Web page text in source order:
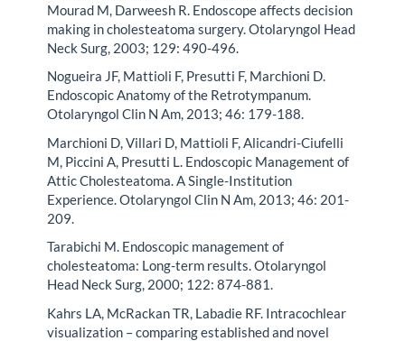
Mourad M, Darweesh R. Endoscope affects decision
making in cholesteatoma surgery. Otolaryngol Head
Neck Surg, 2003; 129: 490-496.
Nogueira JF, Mattioli F, Presutti F, Marchioni D.
Endoscopic Anatomy of the Retrotympanum.
Otolaryngol Clin N Am, 2013; 46: 179-188.
Marchioni D, Villari D, Mattioli F, Alicandri-Ciufelli
M, Piccini A, Presutti L. Endoscopic Management of
Attic Cholesteatoma. A Single-Institution
Experience. Otolaryngol Clin N Am, 2013; 46: 201-
209.
Tarabichi M. Endoscopic management of
cholesteatoma: Long-term results. Otolaryngol
Head Neck Surg, 2000; 122: 874-881.
Kahrs LA, McRackan TR, Labadie RF. Intracochlear
visualization – comparing established and novel